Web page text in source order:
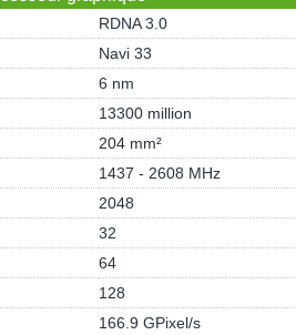
RDNA 3.0
Navi 33
6 nm
13300 million
204 mm²
1437 - 2608 MHz
2048
32
64
128
166.9 GPixel/s